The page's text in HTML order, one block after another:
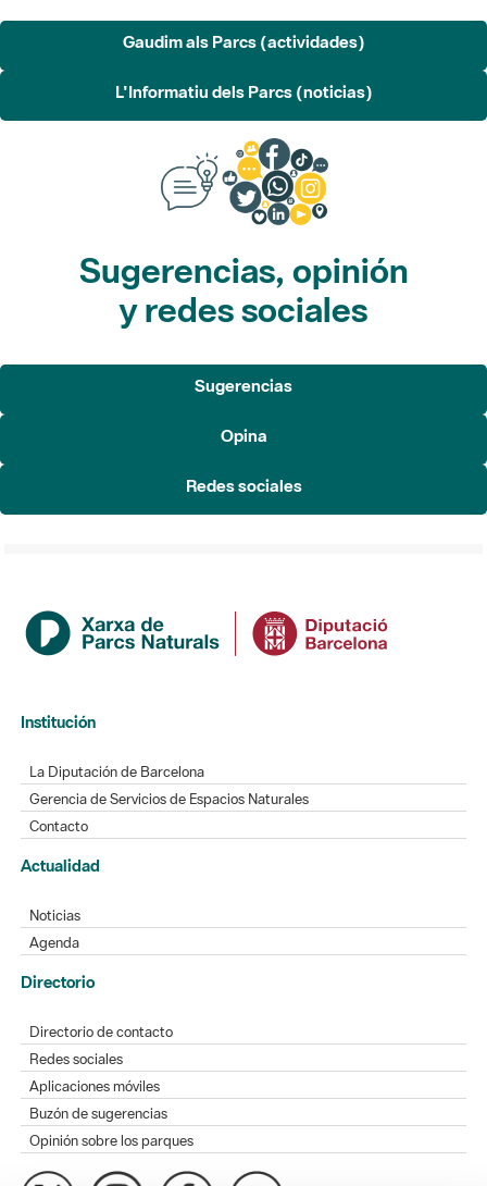
Gaudim als Parcs (actividades)
L'Informatiu dels Parcs (noticias)
Sugerencias, opinión
y redes sociales
Sugerencias
Opina
Redes sociales
Institución
La Diputación de Barcelona
Gerencia de Servicios de Espacios Naturales
Contacto
Actualidad
Noticias
Agenda
Directorio
Directorio de contacto
Redes sociales
Aplicaciones móviles
Buzón de sugerencias
Opinión sobre los parques